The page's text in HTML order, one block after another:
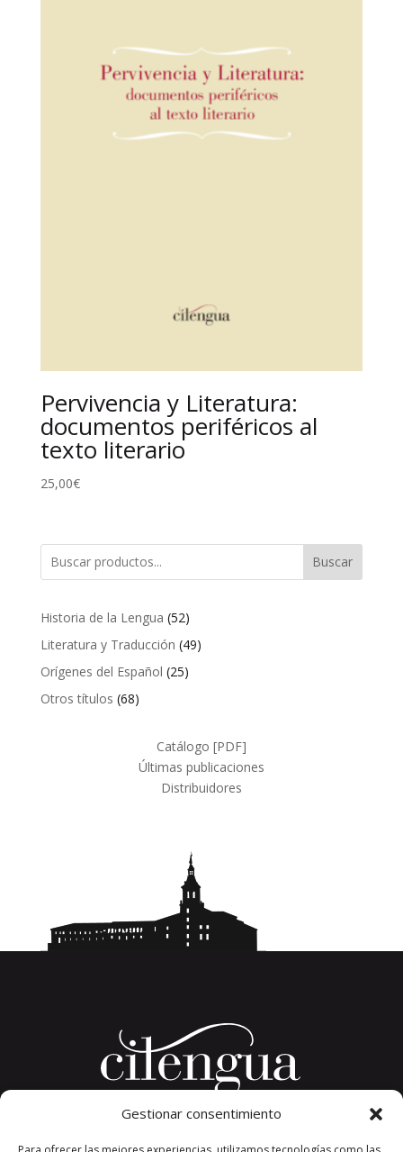
Gestionar consentimiento
Pervivencia y Literatura:
documentos periféricos al
texto literario
25,00€
Buscar
Historia de la Lengua 5252
productos
Literatura y Traducción 4949
Orígenes del Español 2525
Otros títulos 6868
Catálogo [PDF]
Últimas publicaciones
Distribuidores